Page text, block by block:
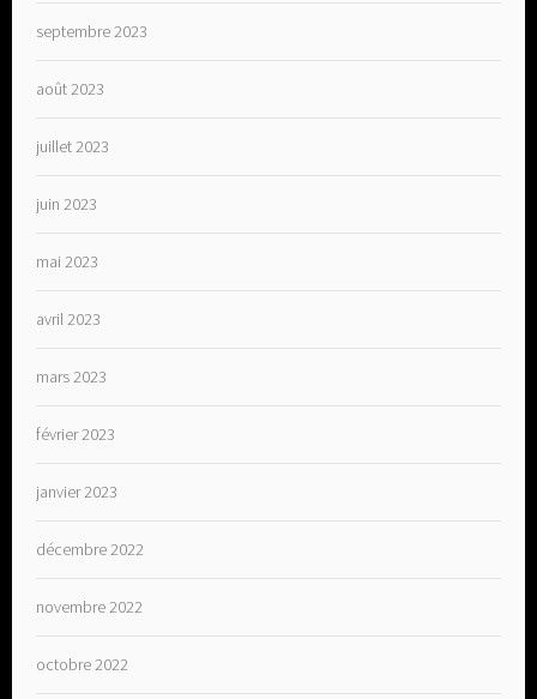
septembre 2023
août 2023
juillet 2023
juin 2023
mai 2023
avril 2023
mars 2023
février 2023
janvier 2023
décembre 2022
novembre 2022
octobre 2022